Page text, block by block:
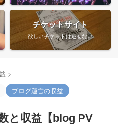
チケットサイト
欲しいチケットは逃せない
>
ブログ運営の収益
と収益【blog PV